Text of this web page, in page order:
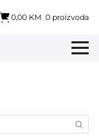
0,00 KM 0 proizvoda